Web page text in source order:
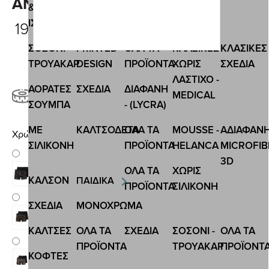
ΑΝΑΓΛΥΦΟ ΛΑΣΤΙΧΟ 2 PACK
19,60 €
Οδηγός μεγεθών
Χρώμα
&
ΙΣΟΘΕΡΜΙΚΕΣ
ΚΛΑΣΙΚΕΣ
ΣΧΕΔΙΑ
ΚΛΑΣΙΚΕΣ
ΧΩΡΙΣ
ΛΑΣΤΙΧΟ -
MEDICAL
ΟΛΑ ΤΑ
ΠΡΟΪΟΝΤΑ
PRINTED
DESIGN
ΣΟΣΟΝΙ-
ΤΡΟΥΑΚΑΡ
ΔΙΑΦΑΝΗ
- (LYCRA)
ΣΧΕΔΙA
ΑΟΡΑΤΕΣ
ΣΟΥΜΠΑ
3D
MOUSSE -
HELANCA
ΟΛΑ ΤΑ
ΠΡΟΪΟΝΤΑ
ΚΑΛΤΣΟΔΕΤΑ
ΜΕ
ΣΙΛΙΚΟΝΗ
ΧΩΡΙΣ
ΣΙΛΙΚΟΝΗ
ΟΛΑ ΤΑ
ΠΡΟΪΟΝΤΑ
ΠΑΙΔΙΚΑ
ΚΑΛΣΟΝ
ΜΟΝΟΧΡΩΜΑ
ΣΧΕΔΙΑ
ΟΛΑ ΤΑ
ΣΟΣΟΝΙ -
ΤΡΟΥΑΚΑΡ
ΣΧΕΔΙΑ
ΟΛΑ ΤΑ
ΠΡΟΪΟΝΤΑ
ΚΑΛΤΣΕΣ
ΚΟΦΤΕΣ